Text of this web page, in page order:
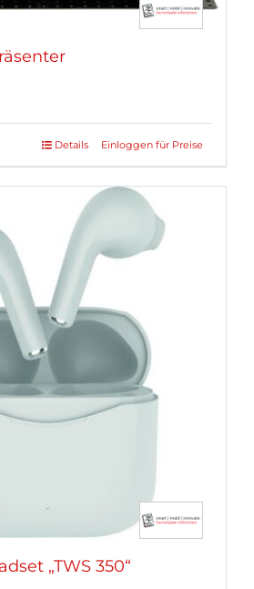
Einloggen für Preise
Details
„TWS 350“